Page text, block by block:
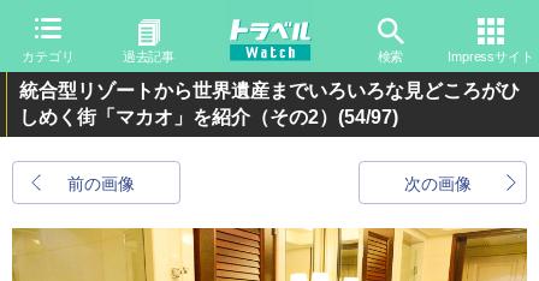
カテゴリ 過去記事 検索 Impressサイト
統合型リゾートから世界遺産までいろいろな見どころがひ
しめく街「マカオ」を紹介（その2） (54/97)
前の画像 次の画像